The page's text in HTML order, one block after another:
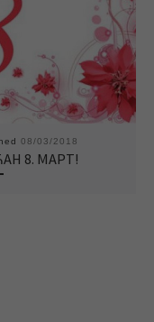
08/03/2018
8. МАРТ!